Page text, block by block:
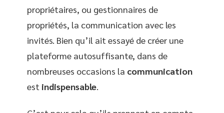
propriétaires, ou gestionnaires de
propriétés, la communication avec les
invités. Bien qu’il ait essayé de créer une
plateforme autosuffisante, dans de
nombreuses occasions la communication
est indispensable